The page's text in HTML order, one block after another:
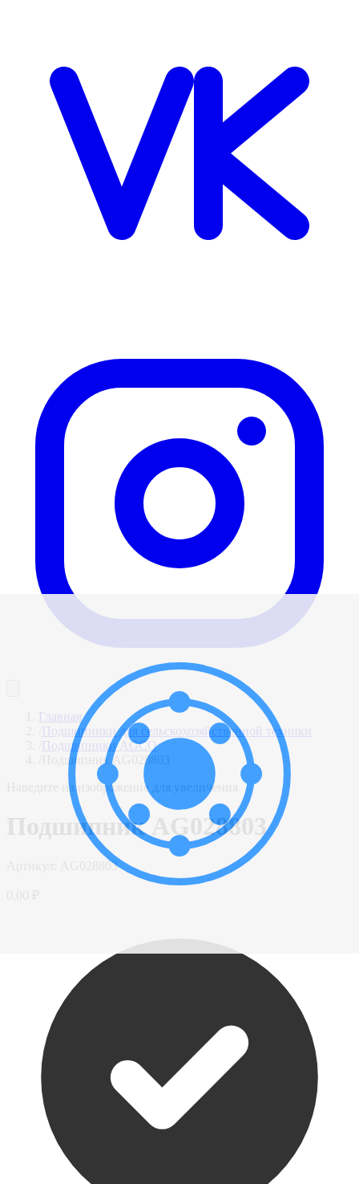
Главная
Подшипники для сельскохозяйственной техники
Подшипники AGCO
Подшипник AG028803
Наведите на изображение для увеличения
Подшипник AG028803
AG028803